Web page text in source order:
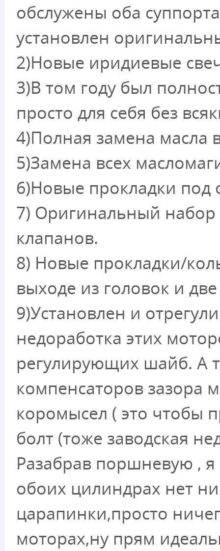
обслужены оба
установлен
2)Новые иридиевые
3)В том году был
просто для себя без
4)Полная замена масла
5)Замена всех
6)Новые прокладки под
7) Оригинальный
клапанов.
8) Новые прокладки/
выходе из головок и
9)Установлен и
недоработка этих
регулирующих шайб. А
компенсаторов
коромысел ( это чтобы
болт (тоже заводская
Разабрав поршневую ,
обоих цилиндрах нет
царапинки,просто
моторах,ну прям